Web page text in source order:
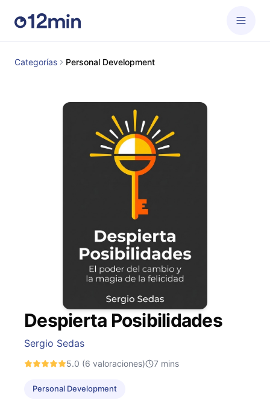
Categorías Personal Development
Despierta Posibilidades
Sergio Sedas
5.0 (6 valoraciones) 7 mins
Personal Development